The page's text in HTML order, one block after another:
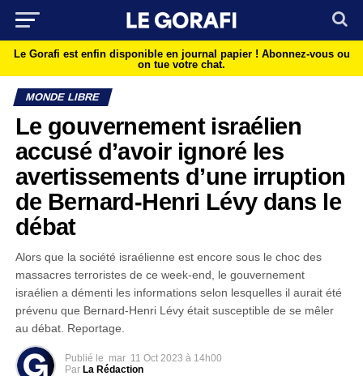
Le Gorafi est enfin disponible en journal papier ! Abonnez-vous ou
on tue votre chat.
MONDE LIBRE
Le gouvernement israélien
accusé d’avoir ignoré les
avertissements d’une irruption
de Bernard-Henri Lévy dans le
débat
Alors que la société israélienne est encore sous le choc des
massacres terroristes de ce week-end, le gouvernement
israélien a démenti les informations selon lesquelles il aurait été
prévenu que Bernard-Henri Lévy était susceptible de se mêler
au débat. Reportage.
Publié le mar 11 Oct 2023 à 14h00
Par La Rédaction